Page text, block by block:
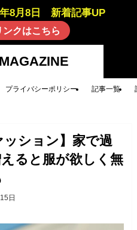
8月8日 新着記事UP
ンクはこちら
プライバシーポリシー 記事一覧
ッション】家で過
ると服が欲しく無
日